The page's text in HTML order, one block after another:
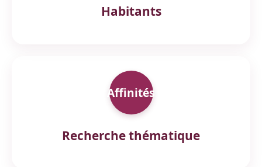
Habitants
Affinités
Recherche thématique